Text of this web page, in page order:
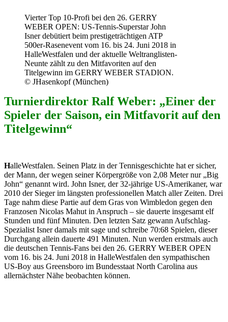
Vierter Top 10-Profi bei den 26. GERRY
WEBER OPEN: US-Tennis-Superstar John
Isner debütiert beim prestigeträchtigen ATP
500er-Rasenevent vom 16. bis 24. Juni 2018 in
HalleWestfalen und der aktuelle Weltranglisten-
Neunte zählt zu den Mitfavoriten auf den
Titelgewinn im GERRY WEBER STADION.
© JHasenkopf (München)
Turnierdirektor Ralf Weber: „Einer der
Spieler der Saison, ein Mitfavorit auf den
Titelgewinn“
HalleWestfalen. Seinen Platz in der Tennisgeschichte hat er sicher,
der Mann, der wegen seiner Körpergröße von 2,08 Meter nur „Big
John“ genannt wird. John Isner, der 32-jährige US-Amerikaner, war
2010 der Sieger im längsten professionellen Match aller Zeiten. Drei
Tage nahm diese Partie auf dem Gras von Wimbledon gegen den
Franzosen Nicolas Mahut in Anspruch – sie dauerte insgesamt elf
Stunden und fünf Minuten. Den letzten Satz gewann Aufschlag-
Spezialist Isner damals mit sage und schreibe 70:68 Spielen, dieser
Durchgang allein dauerte 491 Minuten. Nun werden erstmals auch
die deutschen Tennis-Fans bei den 26. GERRY WEBER OPEN
vom 16. bis 24. Juni 2018 in HalleWestfalen den sympathischen
US-Boy aus Greensboro im Bundesstaat North Carolina aus
allernächster Nähe beobachten können.